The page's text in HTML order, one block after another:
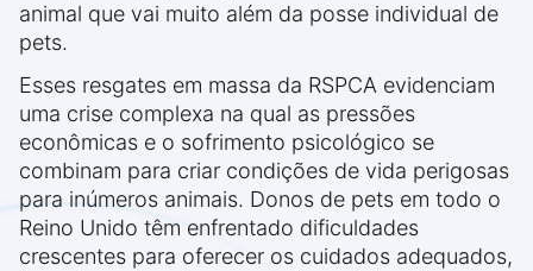
animal que vai muito além da posse individual de
pets.
Esses resgates em massa da RSPCA evidenciam
uma crise complexa na qual as pressões
econômicas e o sofrimento psicológico se
combinam para criar condições de vida perigosas
para inúmeros animais. Donos de pets em todo o
Reino Unido têm enfrentado dificuldades
crescentes para oferecer os cuidados adequados,